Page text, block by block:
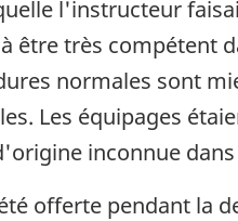
l'instructeur
être très compétent
normales sont
Les équipages
inconnue
offerte pendant la